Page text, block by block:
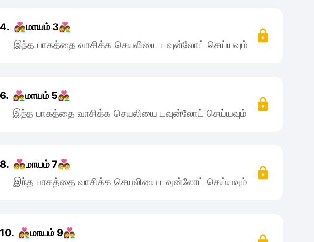
4. 👩‍❤️‍👨மாயம் 3👩‍❤️‍👨
இந்த பாகத்தை வாசிக்க செயலியை டவுன்லோட் செய்யவும்
6. 👩‍❤️‍👨மாயம் 5👩‍❤️‍👨
இந்த பாகத்தை வாசிக்க செயலியை டவுன்லோட் செய்யவும்
8. 💑மாயம் 7💑
இந்த பாகத்தை வாசிக்க செயலியை டவுன்லோட் செய்யவும்
10. 👩‍❤️‍👨மாயம் 9👩‍❤️‍👨